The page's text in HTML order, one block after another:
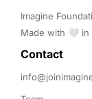
Imagine
Made with 🤍 in
Contact